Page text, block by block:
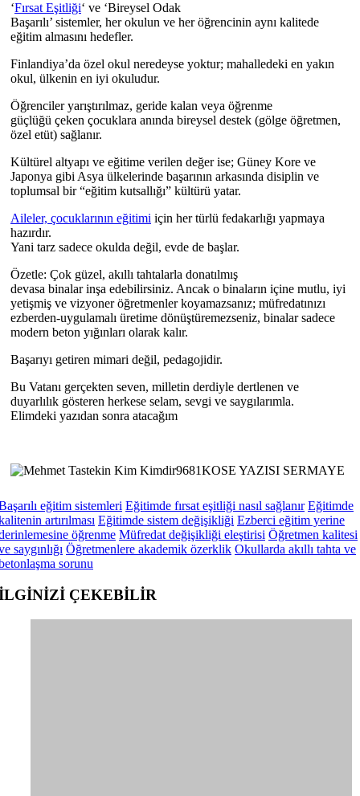
‘Fırsat Eşitliği‘ ve ‘Bireysel Odak
​Başarılı’ sistemler, her okulun ve her öğrencinin aynı kalitede
eğitim almasını hedefler.
​Finlandiya’da özel okul neredeyse yoktur; mahalledeki en yakın
okul, ülkenin en iyi okuludur.
​Öğrenciler yarıştırılmaz, geride kalan veya öğrenme
güçlüğü çeken çocuklara anında bireysel destek (gölge öğretmen,
özel etüt) sağlanır.
Kültürel altyapı ve eğitime verilen değer ise; ​Güney Kore ve
Japonya gibi Asya ülkelerinde başarının arkasında disiplin ve
toplumsal bir “eğitim kutsallığı” kültürü yatar.
Aileler, çocuklarının eğitimi için her türlü fedakarlığı yapmaya
hazırdır.
Yani tarz sadece okulda değil, evde de başlar.
​Özetle: Çok güzel, akıllı tahtalarla donatılmış
devasa binalar inşa edebilirsiniz. Ancak o binaların içine mutlu, iyi
yetişmiş ve vizyoner öğretmenler koyamazsanız; müfredatınızı
ezberden-uygulamalı üretime dönüştüremezseniz, binalar sadece
modern beton yığınları olarak kalır.
Başarıyı getiren mimari değil, pedagojidir.
Bu Vatanı gerçekten seven, milletin derdiyle dertlenen ve
duyarlılık gösteren herkese selam, sevgi ve saygılarımla.
Elimdeki yazıdan sonra atacağım
eğitim sistemleri Eğitimde fırsat eşitliği nasıl sağlanır Eğitimde
artırılması Eğitimde sistem değişikliği Ezberci eğitim yerine
öğrenme Müfredat değişikliği eleştirisi Öğretmen kalitesi
saygınlığı Öğretmenlere akademik özerklik Okullarda akıllı tahta ve
sorunu
ÇEKEBİLİR